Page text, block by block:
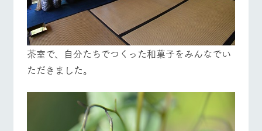
茶室で、自分たちでつくった和菓子をみんなでい
ただきました。